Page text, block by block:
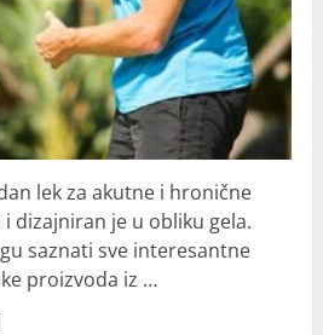
lek za akutne i hronične
dizajniran je u obliku gela.
saznati sve interesantne
proizvoda iz …